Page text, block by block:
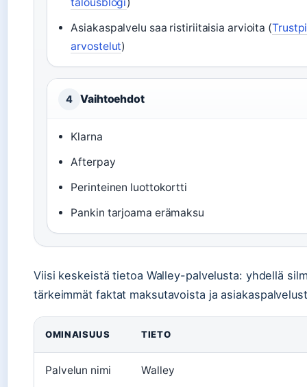
Asiakaspalvelu saa ristiriitaisia arvioita (
arvostelut)
4 Vaihtoehdot
Klarna
Afterpay
Perinteinen luottokortti
Pankin tarjoama erämaksu
Viisi keskeistä tietoa Walley-palvelusta: yhdellä
tärkeimmät faktat maksutavoista ja
OMINAISUUS TIETO
Palvelun nimi Walley